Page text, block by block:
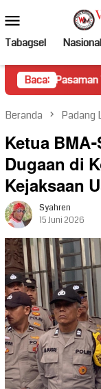
ke
kontenMobile
Tabagsel Nasional
Baca:
Tanpa Dasar
Beranda Padang
Ketua
Dugaan di
Kejaksaan
Syahren
15 Juni 2026